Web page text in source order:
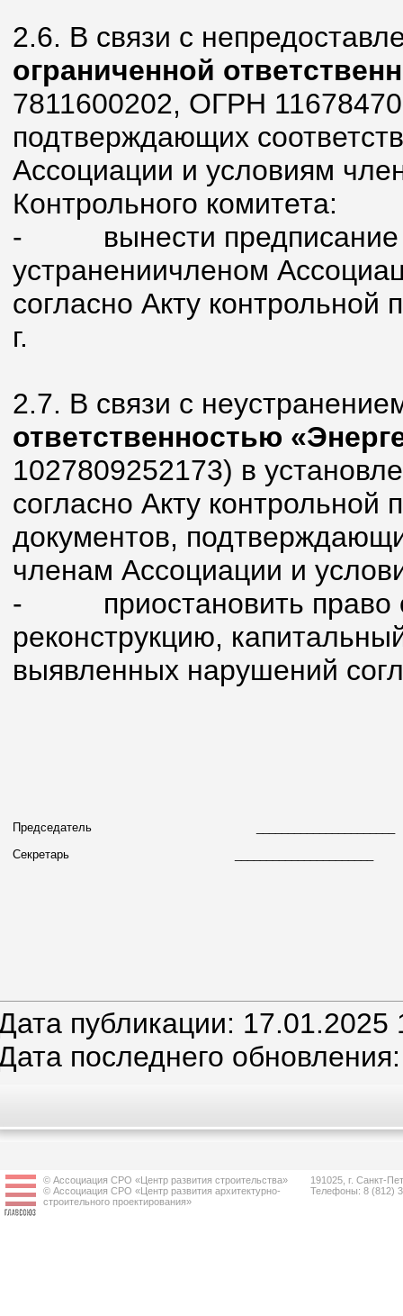
2.6. В связи с
ограниченной
7811600202, ОГРН
подтверждающих
Ассоциации и условиям
Контрольного комитета:
- вынести предписание
устранениичленом
согласно Акту
г.
2.7. В связи с
ответственностью
1027809252173) в
согласно Акту контрольной
документов,
членам Ассоциации и
- приостановить право
реконструкцию,
выявленных нарушений
Председатель
Секретарь
публикации: 17.01.2025
последнего
© Ассоциация СРО «Центр развития строительства»
© Ассоциация СРО «Центр развития архитектурно-
строительного проектирования»
191025, г. Санкт-
Телефоны: 8 (812)